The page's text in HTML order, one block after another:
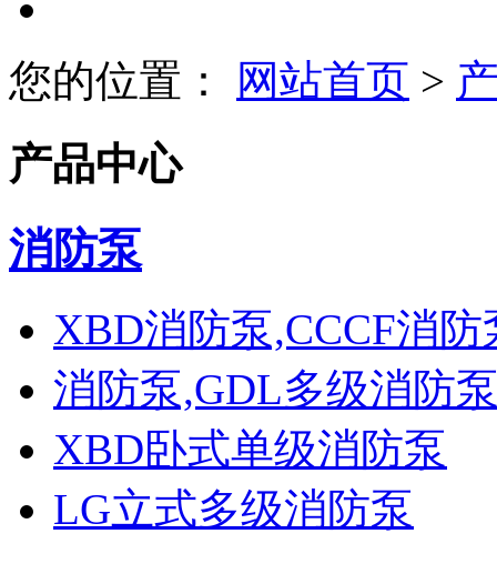
您的位置： 网站首页 >
产品中心
消防泵
XBD消防泵,CCCF消
消防泵,GDL多级消防
XBD卧式单级消防泵
LG立式多级消防泵